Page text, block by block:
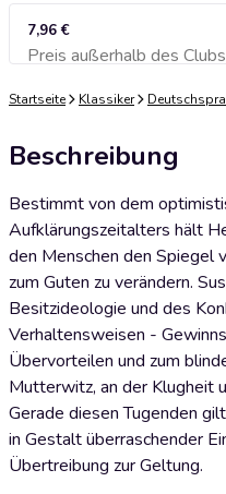
7,96 €
Preis außerhalb des Clubs
Zum
Startseite Klassiker
Beschreibung
Bestimmt von dem
Aufklärungszeitalters hält
den Menschen den Spiegel
zum Guten zu verändern.
Besitzideologie und des
Verhaltensweisen -
Übervorteilen und zum
Mutterwitz, an der Klugheit
Gerade diesen Tugenden
in Gestalt überraschender
Übertreibung zur Geltung.